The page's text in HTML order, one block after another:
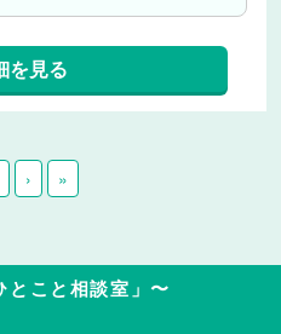
を見る
› »
とこと相談室」〜